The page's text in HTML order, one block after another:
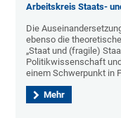
Arbeitskreis Staats-
Die
ebenso die
„Staat und (fragile)
Politikwissenschaft
einem Schwerpunkt in
Mehr